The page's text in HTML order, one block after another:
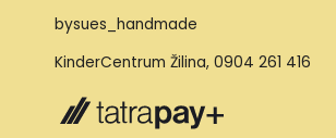
bysues_handmade
KinderCentrum Žilina, 0904 261 416